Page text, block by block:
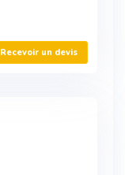
Recevoir un devis